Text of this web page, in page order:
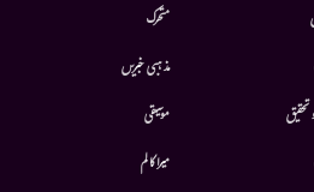
متحرك
مذہبی خبریں
موسيقى
میرا کالم